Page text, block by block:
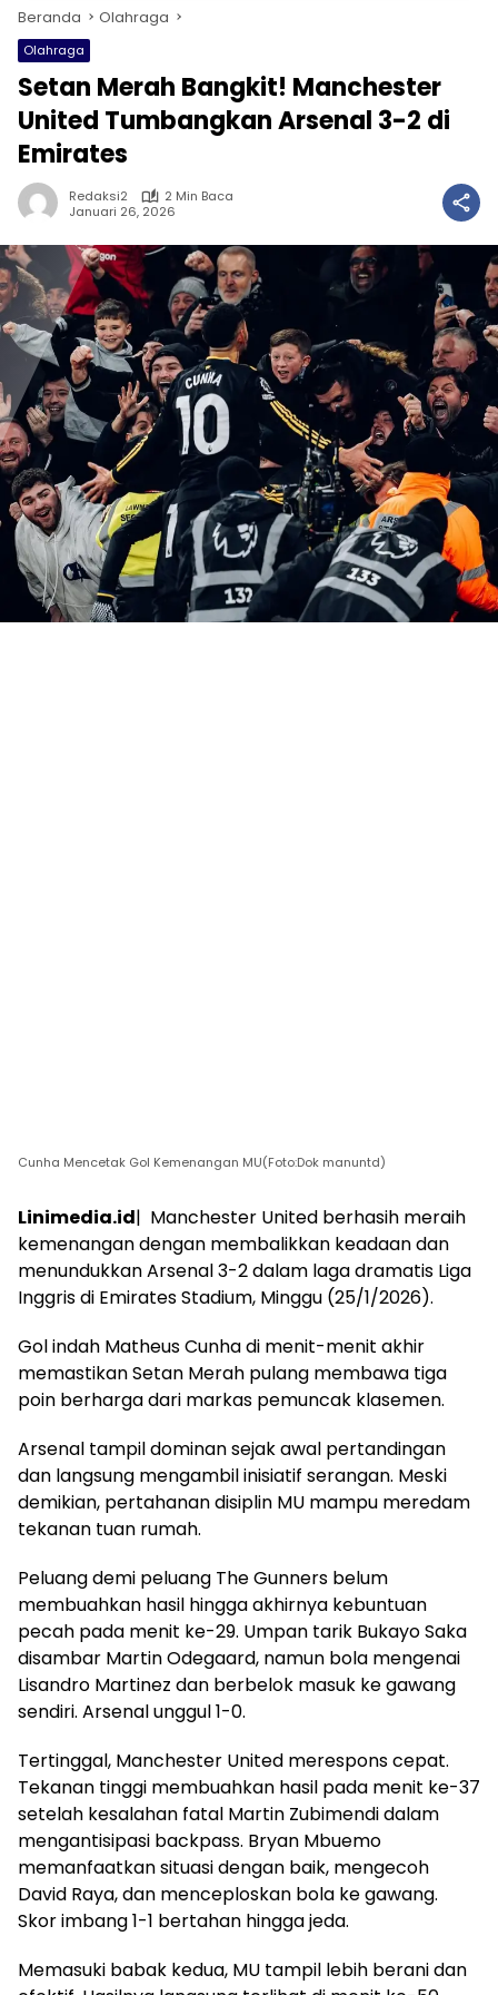
Beranda Olahraga
Olahraga
Setan Merah Bangkit! Manchester
United Tumbangkan Arsenal 3-2 di
Emirates
Redaksi2
2 Min Baca
Januari 26, 2026
Cunha Mencetak Gol Kemenangan MU(Foto:Dok manuntd)
Linimedia.id| Manchester United berhasih meraih
kemenangan dengan membalikkan keadaan dan
menundukkan Arsenal 3-2 dalam laga dramatis Liga
Inggris di Emirates Stadium, Minggu (25/1/2026).
Gol indah Matheus Cunha di menit-menit akhir
memastikan Setan Merah pulang membawa tiga
poin berharga dari markas pemuncak klasemen.
Arsenal tampil dominan sejak awal pertandingan
dan langsung mengambil inisiatif serangan. Meski
demikian, pertahanan disiplin MU mampu meredam
tekanan tuan rumah.
Peluang demi peluang The Gunners belum
membuahkan hasil hingga akhirnya kebuntuan
pecah pada menit ke-29. Umpan tarik Bukayo Saka
disambar Martin Odegaard, namun bola mengenai
Lisandro Martinez dan berbelok masuk ke gawang
sendiri. Arsenal unggul 1-0.
Tertinggal, Manchester United merespons cepat.
Tekanan tinggi membuahkan hasil pada menit ke-37
setelah kesalahan fatal Martin Zubimendi dalam
mengantisipasi backpass. Bryan Mbuemo
memanfaatkan situasi dengan baik, mengecoh
David Raya, dan menceploskan bola ke gawang.
Skor imbang 1-1 bertahan hingga jeda.
Memasuki babak kedua, MU tampil lebih berani dan